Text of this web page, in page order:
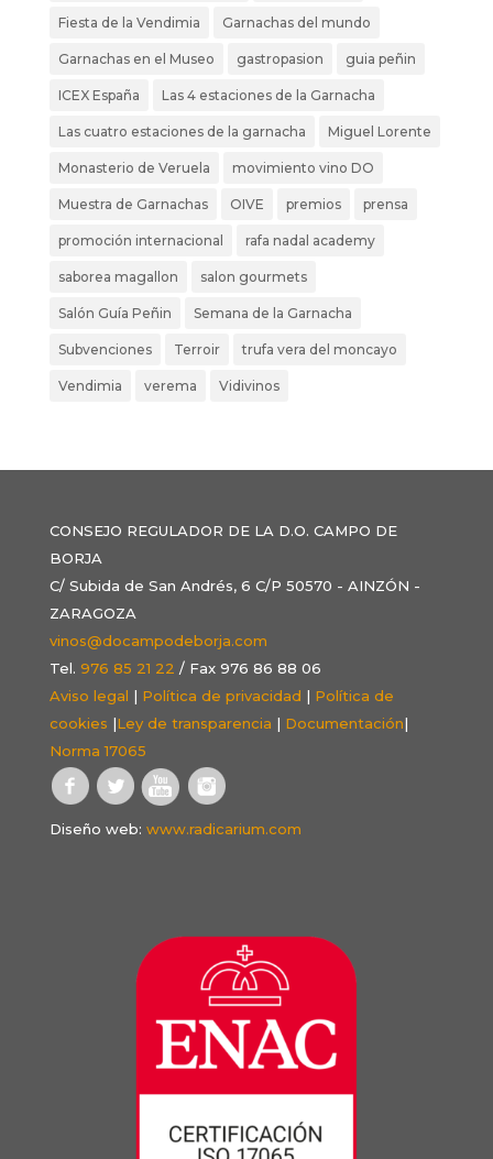
Fiesta de la Vendimia Garnachas del mundo
Garnachas en el Museo gastropasion guia peñin
ICEX España Las 4 estaciones de la Garnacha
Las cuatro estaciones de la garnacha Miguel Lorente
Monasterio de Veruela movimiento vino DO
Muestra de Garnachas OIVE premios prensa
promoción internacional rafa nadal academy
saborea magallon salon gourmets
Salón Guía Peñin Semana de la Garnacha
Subvenciones Terroir trufa vera del moncayo
Vendimia verema Vidivinos
CONSEJO REGULADOR DE LA D.O. CAMPO DE
BORJA
C/ Subida de San Andrés, 6 C/P 50570 - AINZÓN -
ZARAGOZA
vinos@docampodeborja.com
Tel. 976 85 21 22 / Fax 976 86 88 06
Aviso legal | Política de privacidad | Política de
cookies |Ley de transparencia | Documentación|
Norma 17065
Diseño web: www.radicarium.com